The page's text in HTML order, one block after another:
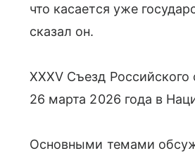
что касается уже
сказал он.
XXXV Съезд
26 марта 2026 года в
Основными темами